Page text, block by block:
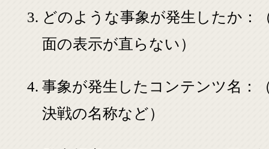
どのような事象が発生したか
面の表示が直らない）
事象が発生したコンテンツ名
決戦の名称など）